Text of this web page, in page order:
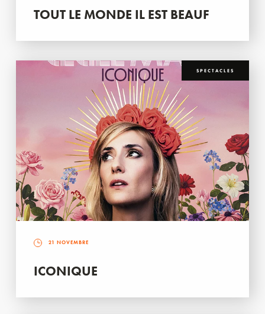
TOUT LE MONDE IL EST BEAUF
SPECTACLES
21 NOVEMBRE
ICONIQUE